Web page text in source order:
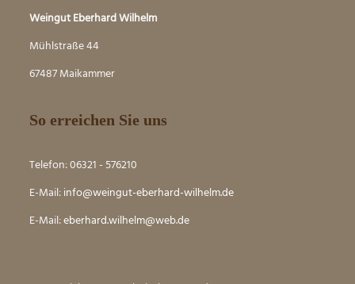
Weingut Eberhard Wilhelm
Mühlstraße 44
67487 Maikammer
So erreichen Sie uns
Telefon: 06321 - 576210
E-Mail:info@weingut-eberhard-wilhelm.de
E-Mail:eberhard.wilhelm@web.de